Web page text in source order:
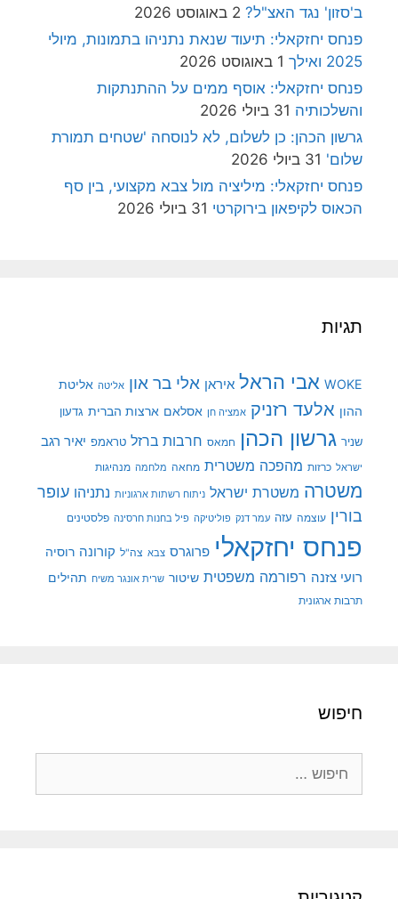
ב'סזון' נגד האצ"ל? 2 באוגוסט 2026
פנחס יחזקאלי: תיעוד שנאת נתניהו בתמונות, מיולי
2025 ואילך
1 באוגוסט 2026
פנחס יחזקאלי: אוסף ממים על ההתנתקות
והשלכותיה 31 ביולי 2026
גרשון הכהן: כן לשלום, לא לנוסחה 'שטחים תמורת
שלום' 31 ביולי 2026
פנחס יחזקאלי: מיליציה מול צבא מקצועי, בין סף
הכאוס לקיפאון בירוקרטי 31 ביולי 2026
תגיות
WOKE אבי הראל איראן אלי בר און אליטה אליטת
ההון אלעד רזניק אמציה חן אסלאם ארצות הברית גדעון
שניר גרשון הכהן חמאס חרבות ברזל טראמפ יאיר רגב
ישראל כרזות מהפכה משטרית מחאה מלחמה מנהיגות
משטרה משטרת ישראל ניתוח רשתות ארגוניות נתניהו עופר
בורין עוצמה עזה עמר דנק פוליטיקה פיל בחנות חרסינה פלסטינים
פנחס יחזקאלי פרוגרס צבא צה"ל קורונה רוסיה
רועי צזנה רפורמה משפטית שיטור שרית אונגר משיח תהילים
תרבות ארגונית
חיפוש